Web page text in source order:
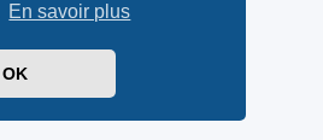
En savoir plus
OK